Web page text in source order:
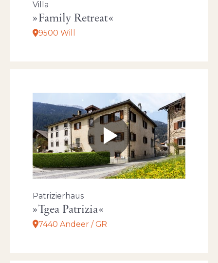
Villa
Family Retreat
9500 Will
Patrizierhaus
Tgea Patrizia
7440 Andeer / GR